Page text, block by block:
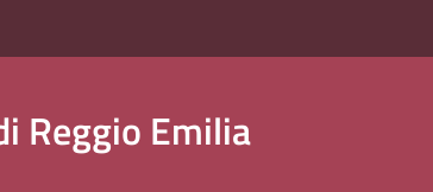
Reggio Emilia